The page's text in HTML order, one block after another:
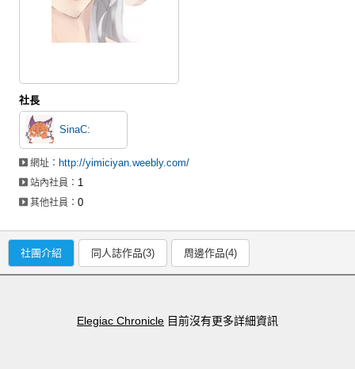
登入
社長
SinaC:
網址： http://yimiciyan.weebly.com/
站內社員： 1
其他社員：0
社團介紹 同人誌作品(3) 周邊作品(4)
Elegiac Chronicle 目前沒有更多詳細資訊